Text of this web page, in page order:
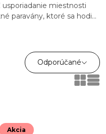
miestnosti
paravány, ktoré sa hodia
vankúše a ďalšie,
Odporúčané
Akcia